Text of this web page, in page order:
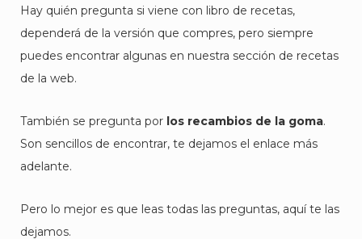
Hay quién pregunta si viene con libro de recetas,
dependerá de la versión que compres, pero siempre
puedes encontrar algunas en nuestra sección de recetas
de la web.
También se pregunta por los recambios de la goma.
Son sencillos de encontrar, te dejamos el enlace más
adelante.
Pero lo mejor es que leas todas las preguntas, aquí te las
dejamos.